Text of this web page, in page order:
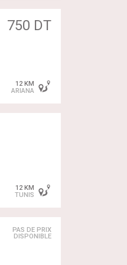
750 DT
12 KM
ARIANA
12 KM
TUNIS
PAS DE PRIX
DISPONIBLE